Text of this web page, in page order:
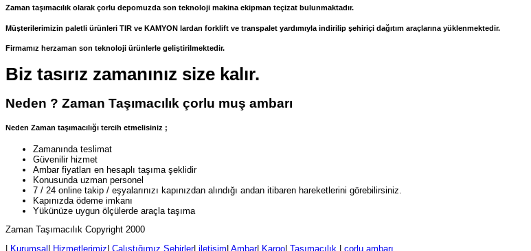
Zaman taşımacılık olarak çorlu depomuzda son teknoloji makina ekipman teçizat bulunmaktadır.
Müşterilerimizin paletli ürünleri TIR ve KAMYON lardan forklift ve transpalet yardımıyla indirilip şehiriçi dağıtım araçlarına yüklenmektedir.
Firmamız herzaman son teknoloji ürünlerle geliştirilmektedir.
Biz tasırız zamanınız size kalır.
Neden ? Zaman Taşımacılık çorlu muş ambarı
Neden Zaman taşımacılığı tercih etmelisiniz ;
Zamanında teslimat
Güvenilir hizmet
Ambar fiyatları en hesaplı taşıma şeklidir
Konusunda uzman personel
7 / 24 online takip / eşyalarınızı kapınızdan alındığı andan itibaren hareketlerini görebilirsiniz.
Kapınızda ödeme imkanı
Yükünüze uygun ölçülerde araçla taşıma
Zaman Taşımacılık Copyright 2000
Kurumsal Hizmetlerimiz Çalıştığımız Şehirler| iletişim Ambar| Kargo Taşımacılık çorlu ambarı